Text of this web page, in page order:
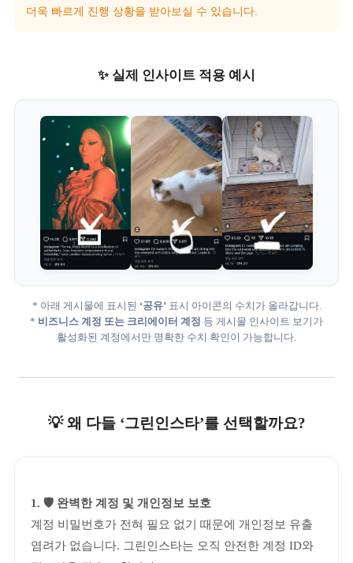
더욱 빠르게 진행 상황을 받아보실 수 있습니다.
✨ 실제 인사이트 적용 예시
* 아래 게시물에 표시된 ‘공유’표시 아이콘의 수치가 올라갑니다.
* 비즈니스 계정 또는 크리에이터 계정 등 게시물 인사이트 보기가
활성화된 계정에서만 명확한 수치 확인이 가능합니다.
💡 왜 다들 ‘그린인스타’를 선택할까요?
1. 🛡️ 완벽한 계정 및 개인정보 보호
계정 비밀번호가 전혀 필요 없기 때문에 개인정보 유출
염려가 없습니다. 그린인스타는 오직 안전한 계정 ID와